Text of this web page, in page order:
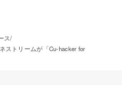
ス
ストリームが「Cu-hacker for